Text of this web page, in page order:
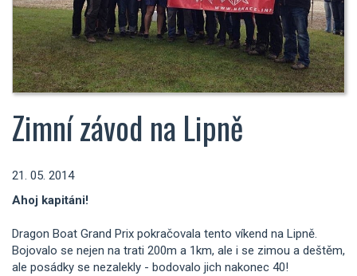
Zimní závod na Lipně
21. 05. 2014
Ahoj kapitáni!
Dragon Boat Grand Prix pokračovala tento víkend na Lipně.
Bojovalo se nejen na trati 200m a 1km, ale i se zimou a deštěm,
ale posádky se nezalekly - bodovalo jich nakonec 40!